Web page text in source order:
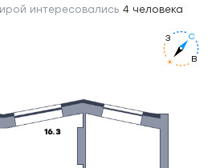
интересовались 4 человека
С
В
З